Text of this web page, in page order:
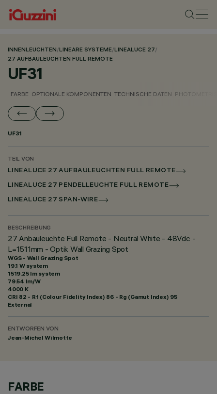
INNENLEUCHTEN/LINEARE SYSTEME/LINEALUCE 27/
27 AUFBAULEUCHTEN FULL REMOTE
UF31
FARBE OPTIONALE KOMPONENTEN TECHNISCHE DATEN
UF31
TEIL VON
LINEALUCE 27 AUFBAULEUCHTEN FULL REMOTE
LINEALUCE 27 PENDELLEUCHTE FULL REMOTE
LINEALUCE 27 SPAN-WIRE
BESCHREIBUNG
27 Anbauleuchte Full Remote - Neutral White - 48Vdc -
L=1511mm - Optik Wall Grazing Spot
WGS - Wall Grazing Spot
19.1 W system
1519.25 lm system
79.54 lm/W
4000 K
CRI 82 - Rf (Colour Fidelity Index) 86 - Rg (Gamut Index) 95
External
ENTWORFEN VON
Jean-Michel Wilmotte
FARBE